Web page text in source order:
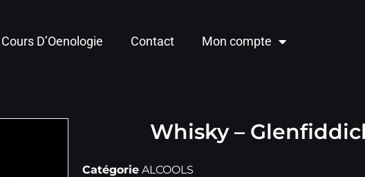
Cours D’Oenologie Contact Mon compte
Whisky –
Catégorie ALCOOLS